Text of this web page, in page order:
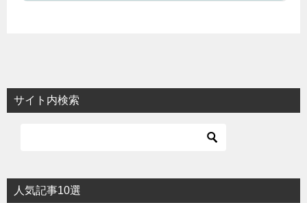
サイト内検索
人気記事10選